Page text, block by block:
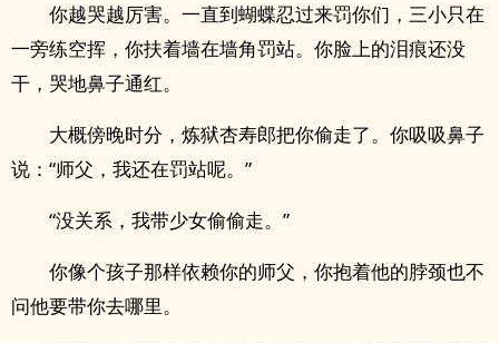
你越哭越厉害。一直到蝴蝶忍过来罚你们，三小只在
一旁练空挥，你扶着墙在墙角罚站。你脸上的泪痕还没
干，哭地鼻子通红。
大概傍晚时分，炼狱杏寿郎把你偷走了。你吸吸鼻子
说：“师父，我还在罚站呢。”
“没关系，我带少女偷偷走。”
你像个孩子那样依赖你的师父，你抱着他的脖颈也不
问他要带你去哪里。